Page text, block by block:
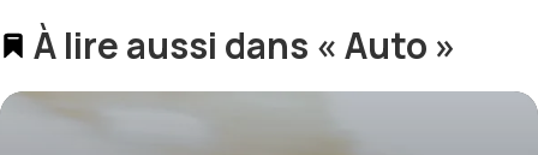
À lire aussi dans « Auto »